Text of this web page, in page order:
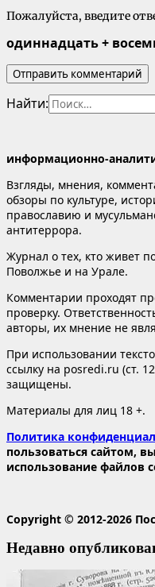
Пожалуйста, введите
одиннадцать +
Найти:
информационно-
Взгляды, мнения,
обзоры по культуре,
православию и
антитеррора.
Журнал о тех, кто живет
Поволжье и на Урале.
Комментарии проходят
проверку.
авторы, их мнение не
При использовании
ссылку на posredi.ru (ст.
защищены.
Материалы для лиц 18 +.
Политика
пользоваться сайтом,
использование файлов
Copyright © 2012-2026
Недавно